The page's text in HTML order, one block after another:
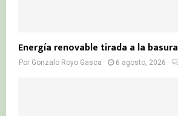
Energía renovable tirada a la basura
Por Gonzalo Royo Gasca 6 agosto, 2026